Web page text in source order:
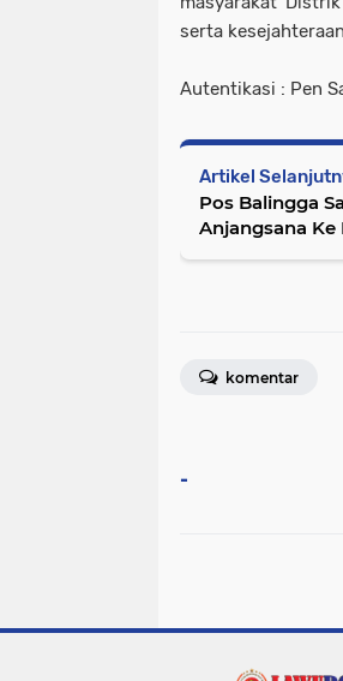
serta
Autentikasi : Pen
Artikel
Pos Balingga
Anjangsana Ke
komentar
-